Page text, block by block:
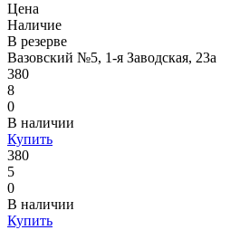
Цена
Наличие
В резерве
Вазовский №5, 1-я Заводская, 23а
380
8
0
В наличии
Купить
380
5
0
В наличии
Купить